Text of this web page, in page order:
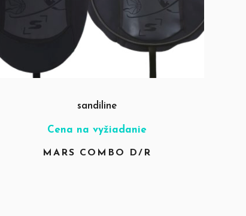
sandiline
Cena na vyžiadanie
MARS COMBO D/R